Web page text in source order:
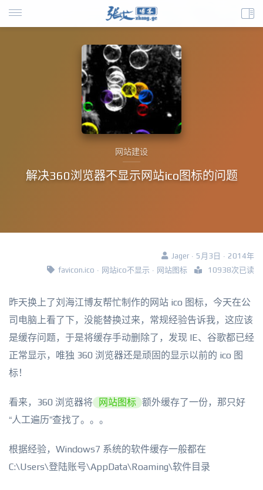
网站建设
解决360浏览器不显示网站ico图标的问题
Jager · 5月3日 · 2014年
favicon.ico · 网站ico不显示 · 网站图标 10938次已读
昨天换上了刘海江博友帮忙制作的网站 ico 图标，今天在公
司电脑上看了下，没能替换过来，常规经验告诉我，这应该
是缓存问题，于是将缓存手动删除了，发现 IE、谷歌都已经
正常显示，唯独 360 浏览器还是顽固的显示以前的 ico 图
标！
看来，360 浏览器将 网站图标 额外缓存了一份，那只好
“人工遍历”查找了。。。
根据经验，Windows7 系统的软件缓存一般都在
C:\Users\登陆账号\AppData\Roaming\软件目录